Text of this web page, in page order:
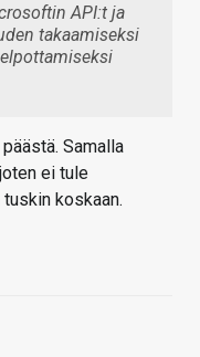
API:t ja
takaamiseksi
Samalla
ei tule
koskaan.